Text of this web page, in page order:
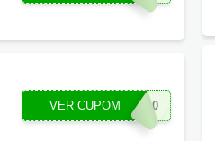
VER CUPOM
BEMVINDO10